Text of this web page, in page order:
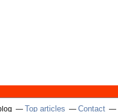
Top articles Contact